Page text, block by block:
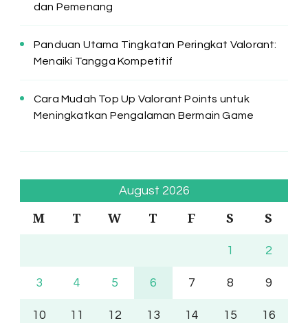
dan Pemenang
Panduan Utama Tingkatan Peringkat Valorant:
Menaiki Tangga Kompetitif
Cara Mudah Top Up Valorant Points untuk
Meningkatkan Pengalaman Bermain Game
August 2026
M T W T F S S
1 2
3 4 5 6 7 8 9
10 11 12 13 14 15 16